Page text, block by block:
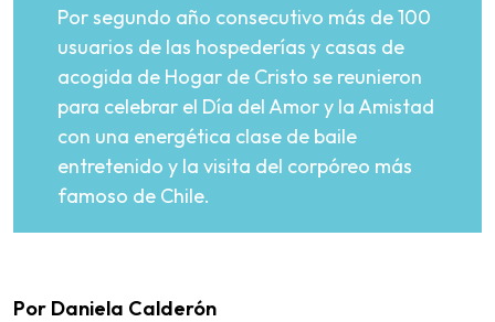
Por segundo año consecutivo más de 100
usuarios de las hospederías y casas de
acogida de Hogar de Cristo se reunieron
para celebrar el Día del Amor y la Amistad
con una energética clase de baile
entretenido y la visita del corpóreo más
famoso de Chile.
Por Daniela Calderón